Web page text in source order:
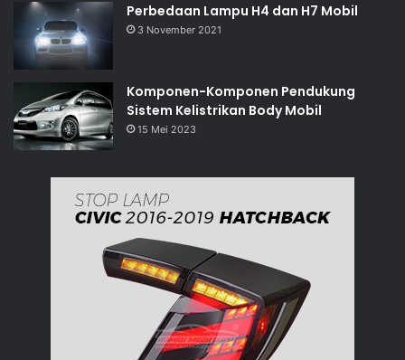
Perbedaan Lampu H4 dan H7 Mobil
3 November 2021
Komponen-Komponen Pendukung
Sistem Kelistrikan Body Mobil
15 Mei 2023